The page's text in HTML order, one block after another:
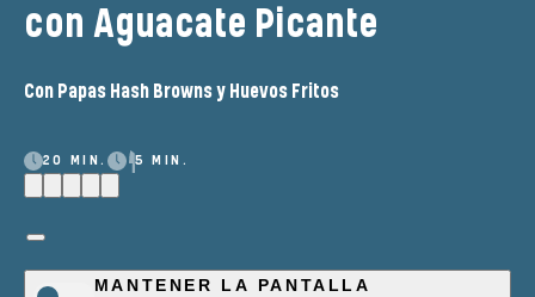
con Aguacate Picante
Con Papas Hash Browns y Huevos Fritos
20 MIN. 5 MIN.
MANTENER LA PANTALLA